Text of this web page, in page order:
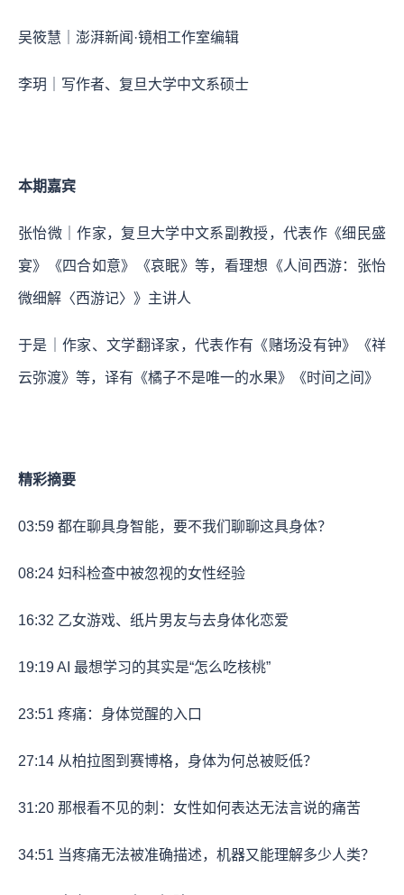
吴筱慧｜澎湃新闻·镜相工作室编辑
李玥｜写作者、复旦大学中文系硕士
本期嘉宾
张怡微｜作家，复旦大学中文系副教授，代表作《细民盛
宴》《四合如意》《哀眠》等，看理想《人间西游：张怡
微细解〈西游记〉》主讲人
于是｜作家、文学翻译家，代表作有《赌场没有钟》《祥
云弥渡》等，译有《橘子不是唯一的水果》《时间之间》
精彩摘要
03:59 都在聊具身智能，要不我们聊聊这具身体？
08:24 妇科检查中被忽视的女性经验
16:32 乙女游戏、纸片男友与去身体化恋爱
19:19AI 最想学习的其实是“怎么吃核桃”
23:51 疼痛：身体觉醒的入口
27:14 从柏拉图到赛博格，身体为何总被贬低？
31:20 那根看不见的刺：女性如何表达无法言说的痛苦
34:51 当疼痛无法被准确描述，机器又能理解多少人类？